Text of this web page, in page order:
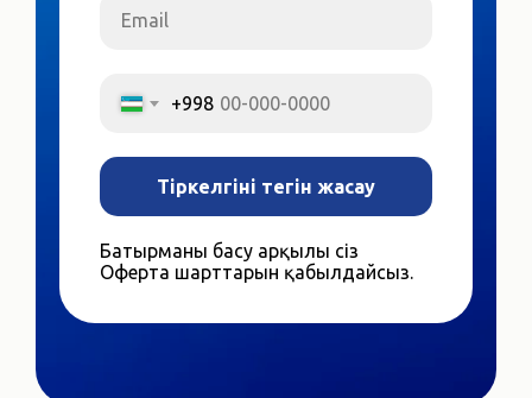
Email
+998
Тіркелгіні тегін жасау
Батырманы басу арқылы сіз
Оферта шарттарын қабылдайсыз.